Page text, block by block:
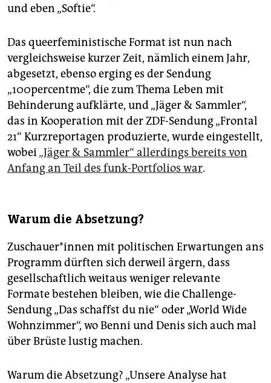
und eben „Softie“.
Das queerfeministische Format ist nun nach
vergleichsweise kurzer Zeit, nämlich einem Jahr,
abgesetzt, ebenso erging es der Sendung
„100percentme“, die zum Thema Leben mit
Behinderung aufklärte, und „Jäger & Sammler“,
das in Kooperation mit der ZDF-Sendung „Frontal
21“ Kurzreportagen produzierte, wurde eingestellt,
wobei„Jäger & Sammler“ allerdings bereits von
Anfang an Teil des funk-Portfolios war.
Warum die Absetzung?
Zuschauer*innen mit politischen Erwartungen ans
Programm dürften sich derweil ärgern, dass
gesellschaftlich weitaus weniger relevante
Formate bestehen bleiben, wie die Challenge-
Sendung „Das schaffst du nie“ oder „World Wide
Wohnzimmer“, wo Benni und Denis sich auch mal
über Brüste lustig machen.
Warum die Absetzung? „Unsere Analyse hat